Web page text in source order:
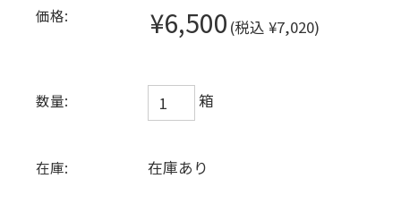
価格: ¥6,500 (税込 ¥7,020)
数量: 箱
在庫: 在庫あり